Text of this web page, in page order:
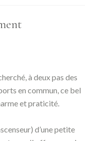
à deux pas des
en commun, ce bel
et praticité.
d’une petite